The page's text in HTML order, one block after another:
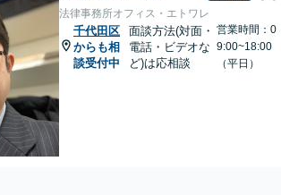
法律事務所オフィス・エトワレ
千代田区
からも相
談受付中
面談方法(対面・
電話・ビデオな
ど)は応相談
営業時間：0
9:00~18:00
（平日）